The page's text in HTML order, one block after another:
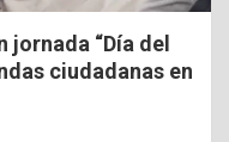
jornada “Día del
ciudadanas en